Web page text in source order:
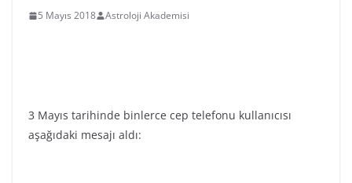
5 Mayıs 2018 Astroloji Akademisi
3 Mayıs tarihinde binlerce cep telefonu kullanıcısı
aşağıdaki mesajı aldı: